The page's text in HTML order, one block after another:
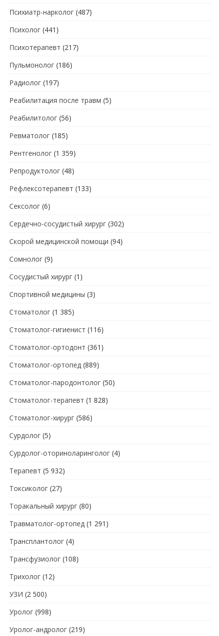
Психиатр-нарколог (487)
Психолог (441)
Психотерапевт (217)
Пульмонолог (186)
Радиолог (197)
Реабилитация после травм (5)
Реабилитолог (56)
Ревматолог (185)
Рентгенолог (1 359)
Репродуктолог (48)
Рефлексотерапевт (133)
Сексолог (6)
Сердечно-сосудистый хирург (302)
Скорой медицинской помощи (94)
Сомнолог (9)
Сосудистый хирург (1)
Спортивной медицины (3)
Стоматолог (1 385)
Стоматолог-гигиенист (116)
Стоматолог-ортодонт (361)
Стоматолог-ортопед (889)
Стоматолог-пародонтолог (50)
Стоматолог-терапевт (1 828)
Стоматолог-хирург (586)
Сурдолог (5)
Сурдолог-оториноларинголог (4)
Терапевт (5 932)
Токсиколог (27)
Торакальный хирург (80)
Травматолог-ортопед (1 291)
Трансплантолог (4)
Трансфузиолог (108)
Трихолог (12)
УЗИ (2 500)
Уролог (998)
Уролог-андролог (219)